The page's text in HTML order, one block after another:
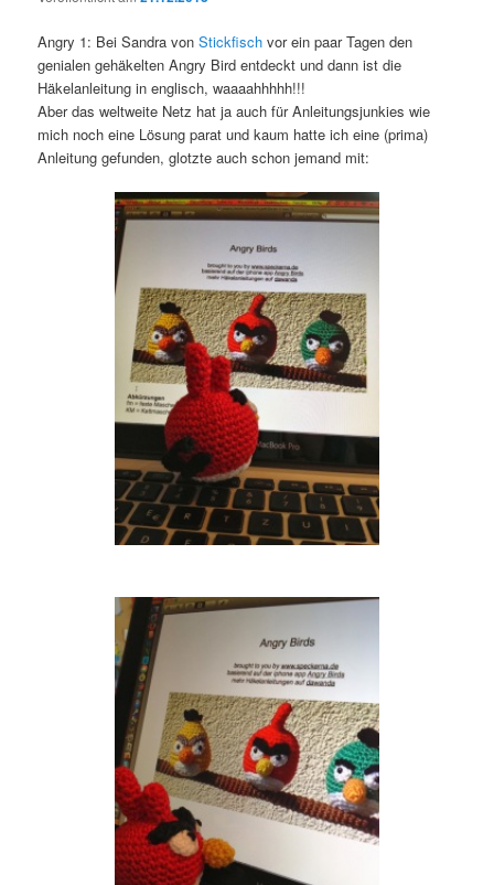
Angry 1: Bei Sandra vonStickfisch vor ein paar Tagen den
genialen gehäkelten Angry Bird entdeckt und dann ist die
Häkelanleitung in englisch, waaaahhhhh!!!
Aber das weltweite Netz hat ja auch für Anleitungsjunkies wie
mich noch eine Lösung parat und kaum hatte ich eine (prima)
Anleitung gefunden, glotzte auch schon jemand mit: